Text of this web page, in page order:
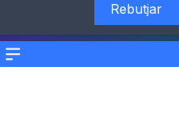
Menu
Rebutjar